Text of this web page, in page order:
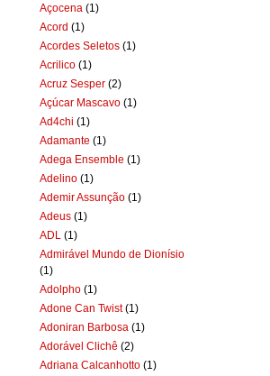
Açocena (1)
Acord (1)
Acordes Seletos (1)
Acrilico (1)
Acruz Sesper (2)
Açúcar Mascavo (1)
Ad4chi (1)
Adamante (1)
Adega Ensemble (1)
Adelino (1)
Ademir Assunção (1)
Adeus (1)
ADL (1)
Admirável Mundo de Dionísio
(1)
Adolpho (1)
Adone Can Twist (1)
Adoniran Barbosa (1)
Adorável Clichê (2)
Adriana Calcanhotto (1)